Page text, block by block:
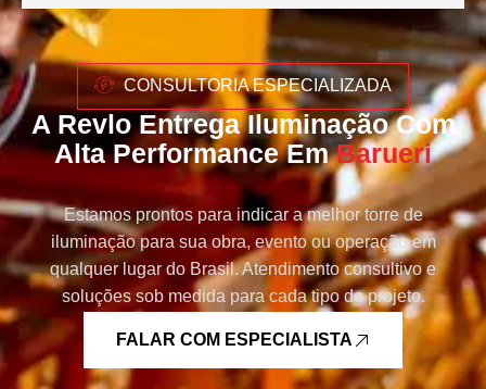
CONSULTORIA ESPECIALIZADA
A Revlo Entrega Iluminação Com
Alta Performance EmBarueri
Estamos prontos para indicar a melhor torre de
iluminação para sua obra, evento ou operação em
qualquer lugar do Brasil. Atendimento consultivo e
soluções sob medida para cada tipo de projeto.
FALAR COM ESPECIALISTA